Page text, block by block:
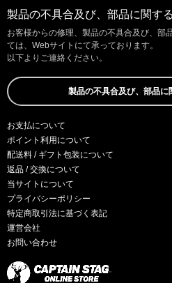
製品の不具合及び、部品に関す
お客様からの修理、製品の不具合及び、部
ては、Webサイトにて承っております。
以下よりご連絡ください。
製品の不具合及び、部品に
お支払について
ポイント利用について
配送料 / ギフト包装について
返品 / 交換について
当サイトについて
プライバシーポリシー
特定商取引法に基づく表記
運営会社
お問い合わせ